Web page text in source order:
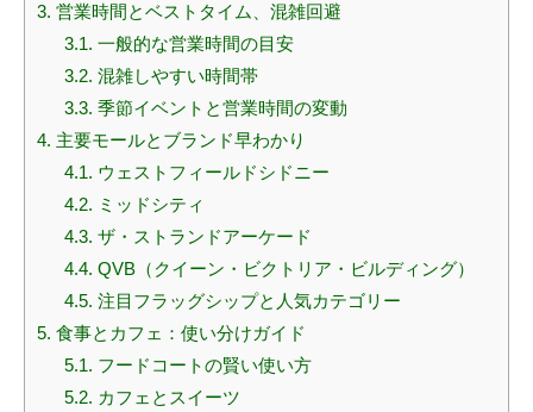
3. 営業時間とベストタイム、混雑回避
3.1. 一般的な営業時間の目安
3.2. 混雑しやすい時間帯
3.3. 季節イベントと営業時間の変動
4. 主要モールとブランド早わかり
4.1. ウェストフィールドシドニー
4.2. ミッドシティ
4.3. ザ・ストランドアーケード
4.4. QVB（クイーン・ビクトリア・ビルディング）
4.5. 注目フラッグシップと人気カテゴリー
5. 食事とカフェ：使い分けガイド
5.1. フードコートの賢い使い方
5.2. カフェとスイーツ